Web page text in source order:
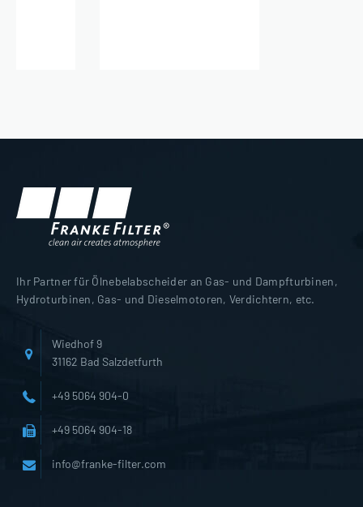
Ihr Partner für Ölnebelabscheider an Gas- und Dampfturbinen,
Hydroturbinen, Gas- und Dieselmotoren, Verdichtern, etc.
Wiedhof 9
31162 Bad Salzdetfurth
+49 5064 904-0
+49 5064 904-18
info@franke-filter.com